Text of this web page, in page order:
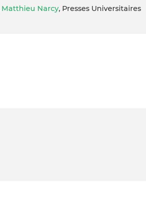
Matthieu Narcy, Presses Universitaires